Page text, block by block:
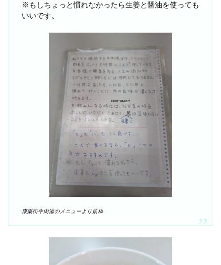
※もしちょっと慣れなかったら生姜と醤油を使っても
いいです。
康樂街牛肉湯のメニューより抜粋